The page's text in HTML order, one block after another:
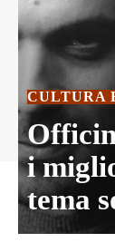
CULTURA
i
tema